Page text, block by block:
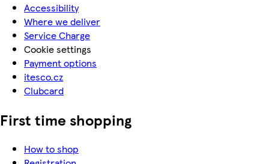
Accessibility
Where we deliver
Service Charge
Cookie settings
Payment options
itesco.cz
Clubcard
First time shopping
How to shop